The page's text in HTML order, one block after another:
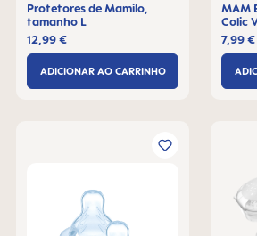
Protetores de Mamilo,
tamanho L
12,99 €
ADICIONAR AO CARRINHO
MAM
Colic
7,99 €